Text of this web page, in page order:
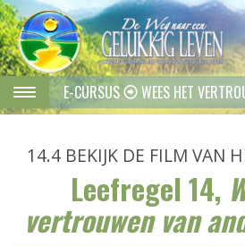
E-CURSUS WEES HET
14.4 BEKIJK DE FILM VAN
Leefregel 14,
vertrouwen van